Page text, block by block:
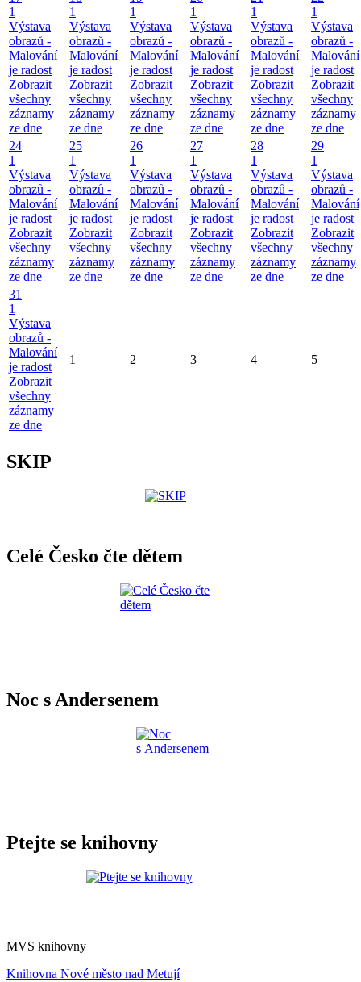
1
Výstava
obrazů -
Malování
je radost
Zobrazit
všechny
záznamy
ze dne
1
Výstava
obrazů -
Malování
je radost
Zobrazit
všechny
záznamy
ze dne
1
Výstava
obrazů -
Malování
je radost
Zobrazit
všechny
záznamy
ze dne
1
Výstava
obrazů -
Malování
je radost
Zobrazit
všechny
záznamy
ze dne
1
Výstava
obrazů -
Malování
je radost
Zobrazit
všechny
záznamy
ze dne
1
Výstava
obrazů -
Malování
je radost
Zobrazit
všechny
záznamy
ze dne
24
1
Výstava
obrazů -
Malování
je radost
Zobrazit
všechny
záznamy
ze dne
25
1
Výstava
obrazů -
Malování
je radost
Zobrazit
všechny
záznamy
ze dne
26
1
Výstava
obrazů -
Malování
je radost
Zobrazit
všechny
záznamy
ze dne
27
1
Výstava
obrazů -
Malování
je radost
Zobrazit
všechny
záznamy
ze dne
28
1
Výstava
obrazů -
Malování
je radost
Zobrazit
všechny
záznamy
ze dne
29
1
Výstava
obrazů -
Malování
je radost
Zobrazit
všechny
záznamy
ze dne
31
1
Výstava
obrazů -
Malování
je radost
Zobrazit
všechny
záznamy
ze dne
1 2 3 4 5
SKIP
Celé Česko čte dětem
Noc s Andersenem
Ptejte se knihovny
MVS knihovny
Knihovna Nové město nad Metují